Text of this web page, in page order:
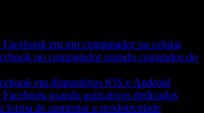
em um computador ou celular
no computador usando comandos do
em dispositivos iOS e Android
usando aplicativos dedicados
forma de aumentar a produtividade